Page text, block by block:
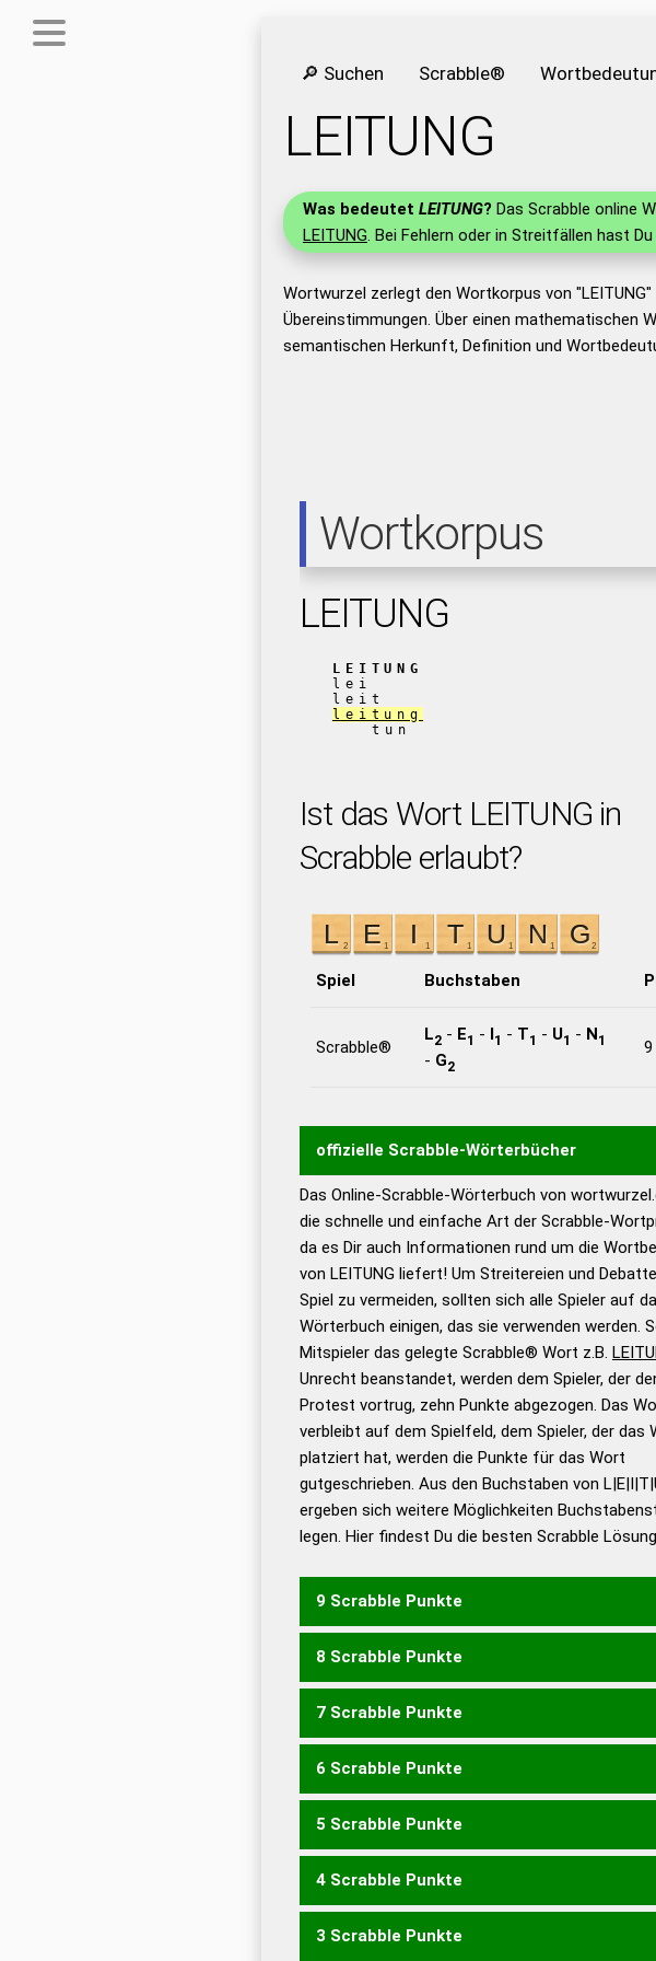
🔎 Suchen Scrabble®
LEITUNG
Was bedeutet LEITUNG? Das Scrabble online
LEITUNG. Bei Fehlern oder in Streitfällen hast
Wortwurzel zerlegt den Wortkorpus von
Übereinstimmungen. Über einen
semantischen Herkunft, Definition und
Wortkorpus
LEITUNG
LEITUNG
lei
leit
leitung
tun
Ist das Wort LEITUNG in
Scrabble erlaubt?
Spiel Buchstaben
Scrabble®
L2- E1 - I1 - T1 - U1 - N1
- G2
9
offizielle Scrabble-Wörterbücher
Wortwurzel liefert mit Hilfe eines
Wortanalyse-Algorithmus gute Anhaltspunkte
Wortbedeutung, Worttrennung und Wortform,
Gültigkeit eines Wortes für das Scrabble-Spiel
bestimmen! zugelassene Turnier Scrabble-
Wörterbücher sind:
Duden – Standardwerk in
Bänden
Duden – Richtiges und
Deutsch
Duden – Die deutsche
Duden – Deutsches
Universalwörterbuch
Das Online-Scrabble-Wörterbuch von
die schnelle und einfache Art der Scrabble-
da es Dir auch Informationen rund um die
von LEITUNG liefert! Um Streitereien und
Spiel zu vermeiden, sollten sich alle Spieler auf
Wörterbuch einigen, das sie verwenden werden.
Mitspieler das gelegte Scrabble® Wort z.B.
Unrecht beanstandet, werden dem Spieler, der
Protest vortrug, zehn Punkte abgezogen. Das
verbleibt auf dem Spielfeld, dem Spieler, der das
platziert hat, werden die Punkte für das Wort
gutgeschrieben. Aus den Buchstaben von
ergeben sich weitere Möglichkeiten
legen. Hier findest Du die besten Scrabble
9 Scrabble Punkte
TEILUNG
8 Scrabble Punkte
EILGUT GENTIL GLUTEN
TINGEL TINGLE UNGEIL
7 Scrabble Punkte
GEILT GILET GLEIT IGELN
LINGE LUGEN LUGET LUGTE LUNGE NIGEL
LUTEIN
6 Scrabble Punkte
EGLI GEIL GELT GILT
LEGT LENG LIEG LUGE LUGT TILG GUTEN
LUNTE NEIGT
5 Scrabble Punkte
GEL LEG LUG EIGN EILT
GUTE INGE LEIN LIEN NEIG TEIG TEIL ULEN
4 Scrabble Punkte
EIL ENG GEI GEN GIN
3 Scrabble Punkte